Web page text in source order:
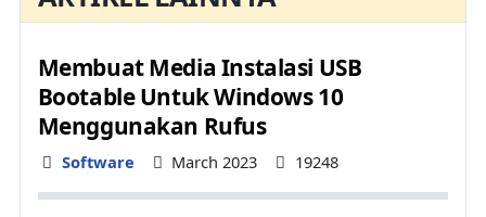
Membuat Media Instalasi USB
Bootable Untuk Windows 10
Menggunakan Rufus
Details
Software March 2023 19248